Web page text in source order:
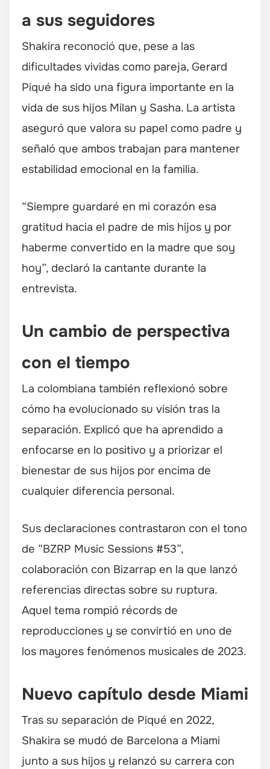
a sus seguidores
Shakira reconoció que, pese a las
dificultades vividas como pareja, Gerard
Piqué ha sido una figura importante en la
vida de sus hijos Milan y Sasha. La artista
aseguró que valora su papel como padre y
señaló que ambos trabajan para mantener
estabilidad emocional en la familia.
“Siempre guardaré en mi corazón esa
gratitud hacia el padre de mis hijos y por
haberme convertido en la madre que soy
hoy”, declaró la cantante durante la
entrevista.
Un cambio de perspectiva
con el tiempo
La colombiana también reflexionó sobre
cómo ha evolucionado su visión tras la
separación. Explicó que ha aprendido a
enfocarse en lo positivo y a priorizar el
bienestar de sus hijos por encima de
cualquier diferencia personal.
Sus declaraciones contrastaron con el tono
de “BZRP Music Sessions #53”,
colaboración con Bizarrap en la que lanzó
referencias directas sobre su ruptura.
Aquel tema rompió récords de
reproducciones y se convirtió en uno de
los mayores fenómenos musicales de 2023.
Nuevo capítulo desde Miami
Tras su separación de Piqué en 2022,
Shakira se mudó de Barcelona a Miami
junto a sus hijos y relanzó su carrera con